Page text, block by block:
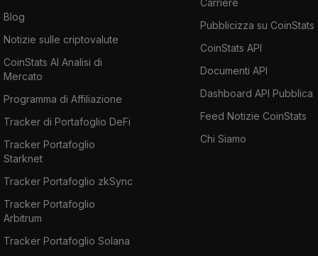
Blog
Notizie sulle criptovalute
CoinStats AI Analisi di
Mercato
Programma di Affiliazione
Tracker di Portafoglio DeFi
Tracker Portafoglio
Starknet
Tracker Portafoglio zkSync
Tracker Portafoglio
Arbitrum
Tracker Portafoglio Solana
Pubblicizza su CoinStats
CoinStats API
Documenti API
Dashboard API Pubblica
Feed Notizie CoinStats
Chi Siamo